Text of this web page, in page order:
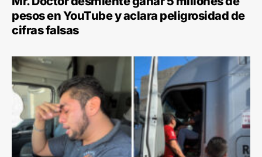
pesos en YouTube y aclara peligrosidad de
cifras falsas